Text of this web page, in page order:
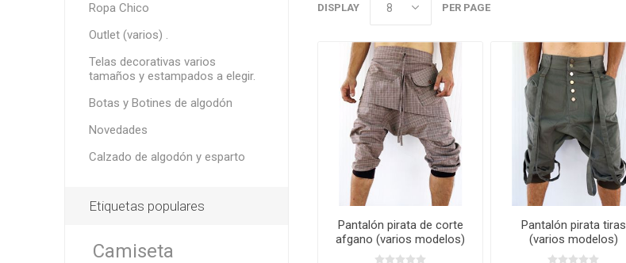
Botas y Botines de algodón
Calzado de algodón y
DISPLAY PER PAGE
Pantalón pirata de corte
afgano (varios modelos)
Pantalón pirata tiras
(varios modelos)
Ropa Chico
Outlet (varios) .
Telas decorativas varios
tamaños y estampados a elegir.
Botas y Botines de algodón
Novedades
Calzado de algodón y esparto
Etiquetas populares
Camiseta